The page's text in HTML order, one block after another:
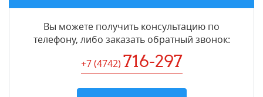
Вы можете получить консультацию по
телефону, либо заказать обратный звонок:
+7 (4742) 716-297